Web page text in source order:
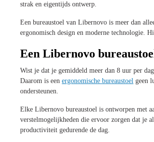
strak en eigentijds ontwerp.
Een bureaustoel van Libernovo is meer dan
ergonomisch design en moderne technologie.
Een Libernovo
Wist je dat je gemiddeld meer dan 8 uur per
Daarom is een ergonomische bureaustoel geen
ondersteunen.
Elke Libernovo bureaustoel is ontworpen met
verstelmogelijkheden die ervoor zorgen dat je
productiviteit gedurende de dag.